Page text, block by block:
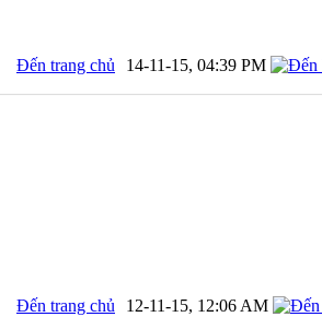
Đến trang chủ 14-11-15, 04:39 PM
Đến trang chủ 12-11-15, 12:06 AM